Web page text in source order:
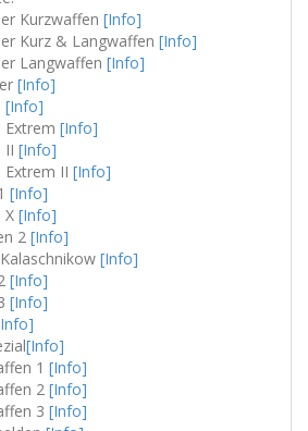
Kurzwaffen [Info]
Kurz & Langwaffen [Info]
Langwaffen [Info]
[Info]
[Info]
Extrem [Info]
II [Info]
Extrem II [Info]
[Info]
X [Info]
2 [Info]
[Info]
[Info]
[Info]
[Info]
1 [Info]
2 [Info]
3 [Info]